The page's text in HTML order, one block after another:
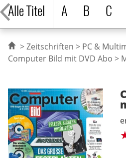
Alle Titel
A B C
Zeitschriften
PC &
Computer Bild mit DVD Abo